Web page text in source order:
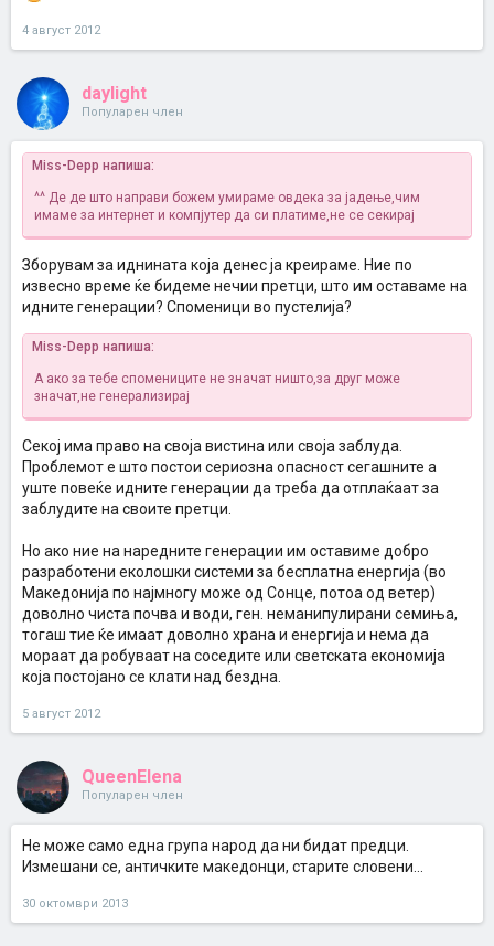
4 август 2012
daylight
Популарен член
Miss-Depp напиша:
^^ Де де што направи божем умираме овдека за јадење,чим
имаме за интернет и компјутер да си платиме,не се секирај
Зборувам за иднината која денес ја креираме. Ние по
извесно време ќе бидеме нечии претци, што им оставаме на
идните генерации? Споменици во пустелија?
Miss-Depp напиша:
А ако за тебе спомениците не значат ништо,за друг може
значат,не генерализирај
Секој има право на своја вистина или своја заблуда.
Проблемот е што постои сериозна опасност сегашните а
уште повеќе идните генерации да треба да отплаќаат за
заблудите на своите претци.
Но ако ние на наредните генерации им оставиме добро
разработени еколошки системи за бесплатна енергија (во
Македонија по најмногу може од Сонце, потоа од ветер)
доволно чиста почва и води, ген. неманипулирани семиња,
тогаш тие ќе имаат доволно храна и енергија и нема да
мораат да робуваат на соседите или светската економија
која постојано се клати над бездна.
5 август 2012
QueenElena
Популарен член
Не може само една група народ да ни бидат предци.
Измешани се, античките македонци, старите словени...
30 октомври 2013